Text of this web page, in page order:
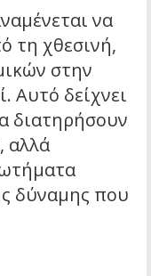
να
τη χθεσινή,
στην
Αυτό δείχνει
διατηρήσουν
αλλά
δύναμης που